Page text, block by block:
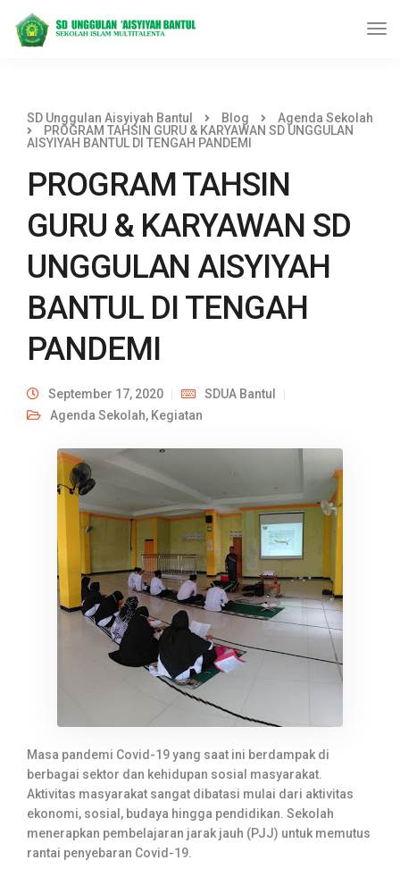
SD Unggulan Aisyiyah Bantul Blog
Agenda Sekolah
PROGRAM TAHSIN GURU & KARYAWAN SD UNGGULAN
AISYIYAH BANTUL DI TENGAH PANDEMI
PROGRAM TAHSIN
GURU & KARYAWAN SD
UNGGULAN AISYIYAH
BANTUL DI TENGAH
PANDEMI
September 17, 2020
SDUA Bantul
Agenda Sekolah, Kegiatan
Masa pandemi Covid-19 yang saat ini berdampak di
berbagai sektor dan kehidupan sosial masyarakat.
Aktivitas masyarakat sangat dibatasi mulai dari aktivitas
ekonomi, sosial, budaya hingga pendidikan. Sekolah
menerapkan pembelajaran jarak jauh (PJJ) untuk memutus
rantai penyebaran Covid-19.